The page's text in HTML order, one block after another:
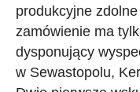
produkcyjne
zamówienie ma
dysponujący
w Sewastopolu,